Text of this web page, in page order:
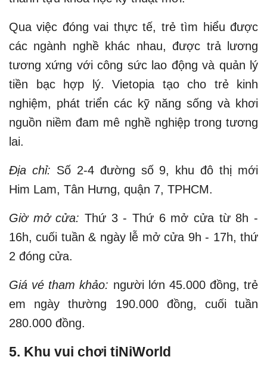
Qua việc đóng vai thực tế, trẻ tìm hiểu được
các ngành nghề khác nhau, được trả lương
tương xứng với công sức lao động và quản lý
tiền bạc hợp lý. Vietopia tạo cho trẻ kinh
nghiệm, phát triển các kỹ năng sống và khơi
nguồn niềm đam mê nghề nghiệp trong tương
lai.
Địa chỉ: Số 2-4 đường số 9, khu đô thị mới
Him Lam, Tân Hưng, quận 7, TPHCM.
Giờ mở cửa: Thứ 3 - Thứ 6 mở cửa từ 8h -
16h, cuối tuần & ngày lễ mở cửa 9h - 17h, thứ
2 đóng cửa.
Giá vé tham khảo: người lớn 45.000 đồng, trẻ
em ngày thường 190.000 đồng, cuối tuần
280.000 đồng.
5. Khu vui chơi tiNiWorld